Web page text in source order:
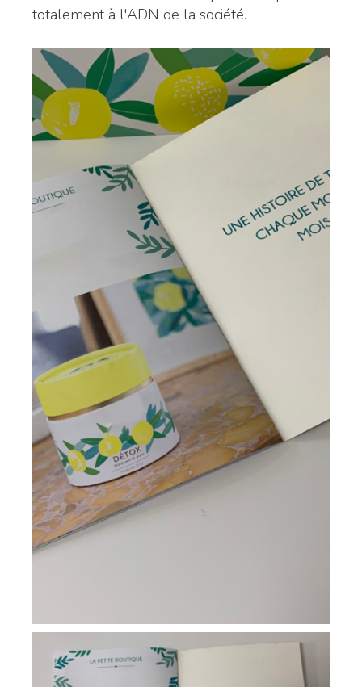
totalement à l'ADN de la société.